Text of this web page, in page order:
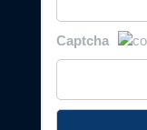
Captcha